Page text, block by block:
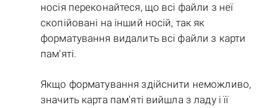
носія переконайтеся, що всі файли з неї
скопійовані на інший носій, так як
форматування видалить всі файли з карти
пам'яті.
Якщо форматування здійснити неможливо,
значить карта пам'яті вийшла з ладу і її